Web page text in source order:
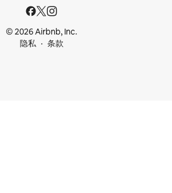
© 2026 Airbnb, Inc.
隐私
条款